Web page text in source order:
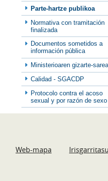
Parte-hartze publikoa
Normativa con tramitación
finalizada
Documentos sometidos a
información pública
Ministerioaren gizarte-
Calidad - SGACDP
Protocolo contra el acoso
sexual y por razón de sexo
Web-mapa